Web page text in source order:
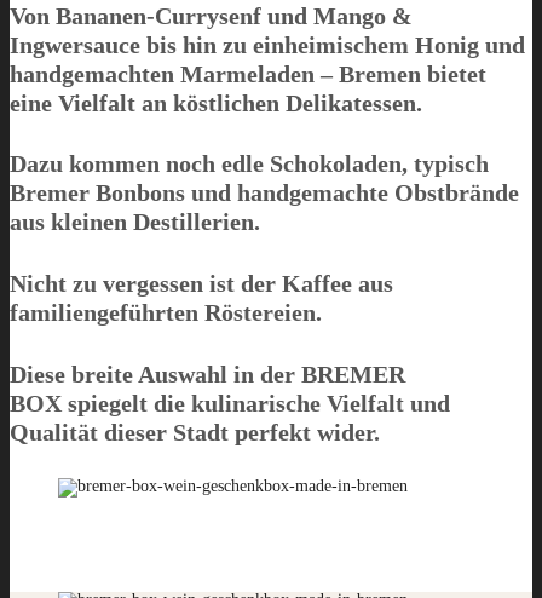
Von Bananen-Currysenf und Mango &
Ingwersauce bis hin zu einheimischem Honig und
handgemachten Marmeladen – Bremen bietet
eine Vielfalt an köstlichen Delikatessen.
Dazu kommen noch edle Schokoladen, typisch
Bremer Bonbons und handgemachte Obstbrände
aus kleinen Destillerien.
Nicht zu vergessen ist der Kaffee aus
familiengeführten Röstereien.
Diese breite Auswahl in der BREMER
BOX spiegelt die kulinarische Vielfalt und
Qualität dieser Stadt perfekt wider.